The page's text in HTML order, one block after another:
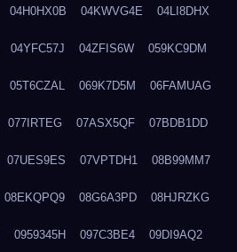
04H0HX0B 04KWVG4E 04LI8DHX
04YFC57J 04ZFIS6W 059KC9DM
05T6CZAL 069K7D5M 06FAMUAG
077IRTEG 07ASX5QF 07BDB1DD
07UES9ES 07VPTDH1 08B99MM7
08EKQPQ9 08G6A3PD 08HJRZKG
0959345H 097C3BE4 09DI9AQ2